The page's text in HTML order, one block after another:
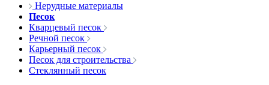
Нерудные материалы
Песок
Кварцевый песок
Речной песок
Карьерный песок
Песок для строительства
Стеклянный песок